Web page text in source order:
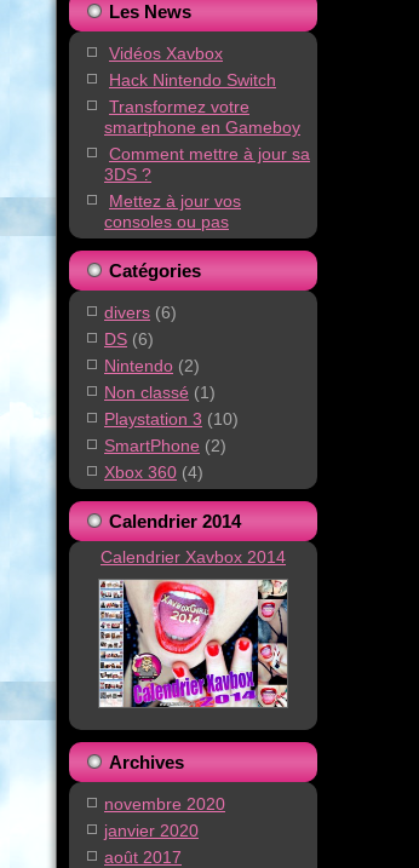
Les News
Vidéos Xavbox
Hack Nintendo Switch
Transformez votre
smartphone en Gameboy
Comment mettre à jour sa
3DS ?
Mettez à jour vos
consoles ou pas
Catégories
divers (6)
DS (6)
Nintendo (2)
Non classé (1)
Playstation 3 (10)
SmartPhone (2)
Xbox 360 (4)
Calendrier 2014
Calendrier Xavbox 2014
Archives
novembre 2020
janvier 2020
août 2017